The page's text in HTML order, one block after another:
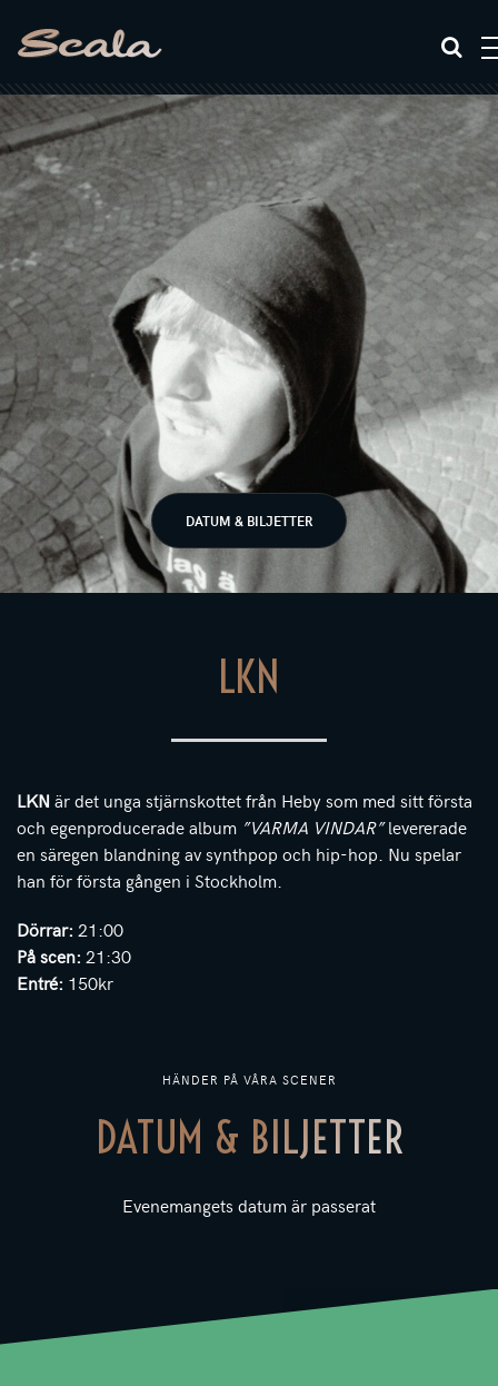
DATUM & BILJETTER
HÄNDER PÅ VÅRA SCENER
DATUM & BILJETTER
Evenemangets datum är passerat
LKN
LKN är det unga stjärnskottet från Heby som med sitt första
och egenproducerade album ”VARMA VINDAR”levererade
en säregen blandning av synthpop och hip-hop. Nu spelar
han för första gången i Stockholm.
Dörrar: 21:00
På scen: 21:30
Entré: 150kr